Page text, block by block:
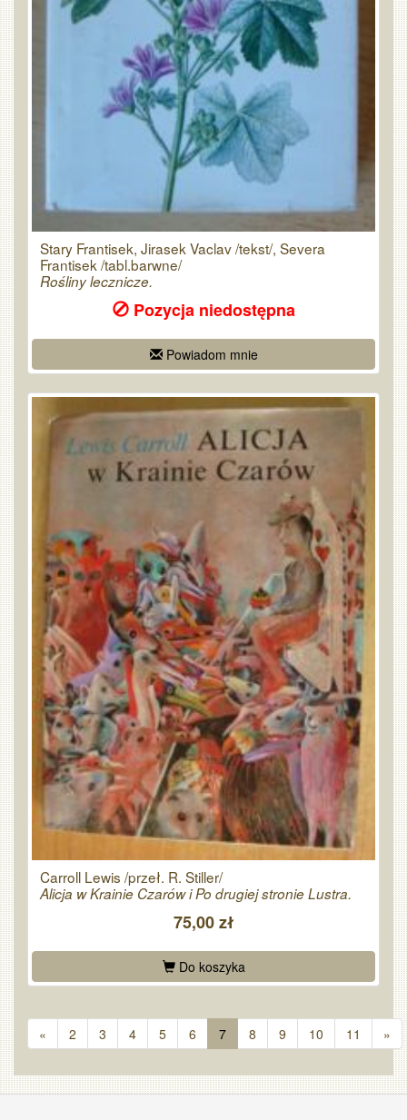
Stary Frantisek, Jirasek Vaclav /tekst/, Severa
Frantisek /tabl.barwne/
Rośliny lecznicze.
Pozycja niedostępna
Powiadom mnie
Carroll Lewis /przeł. R. Stiller/
Alicja w Krainie Czarów i Po drugiej stronie Lustra.
75,00 zł
Do koszyka
« 2 3 4 5 6 7 8 9 10 11 »